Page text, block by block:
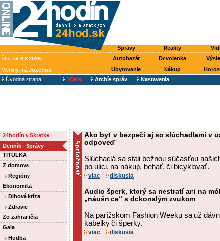
Správy Reality
Štvrtok 6.8.2026 Autobazár Dovolenka
Meniny má Jozefína Ubytovanie Nákup
Úvodná strana
Včera Archív správ Nastavenia
24hodín v Skratke
Denník - Správy
TITULKA
Z domova
Regióny
Ekonomika
Dlhová kríza
Zdravie
Zo zahraničia
Gala
Hudba
Ako byť v bezpečí aj so slúchadlami v
odpoveď
Slúchadlá sa stali bežnou súčasťou
po ulici, na nákup, behať, či bicyklovať.
viac diskusia
Audio šperk, ktorý sa nestratí ani na
„náušnice“ s dokonalým zvukom
Na parížskom Fashion Weeku sa už
kabelky či šperky.
viac diskusia